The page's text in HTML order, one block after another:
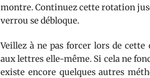
montre. Continuez cette rotation
verrou se débloque.
Veillez à ne pas forcer lors de
aux lettres elle-même. Si cela ne
existe encore quelques autres